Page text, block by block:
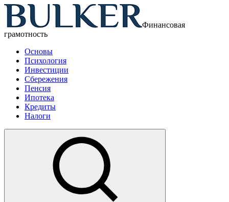
Финансовая
грамотность
Основы
Психология
Инвестиции
Сбережения
Пенсия
Ипотека
Кредиты
Налоги